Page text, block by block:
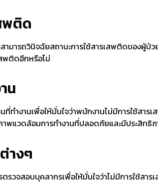
พติด
มารถวินิจฉัยสถานะการใช้สารเสพติดของผู้
พติดอีกหรือไม่
น
ทำงานเพื่อให้มั่นใจว่าพนักงานไม่มีการใช้สา
พแวดล้อมการทำงานที่ปลอดภัยและมีประสิทธิ
างๆ
ตรวจสอบบุคลากรเพื่อให้มั่นใจว่าไม่มีการใช้ส